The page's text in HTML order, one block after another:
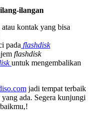
ilangan
kontak yang bisa
pada flashdisk
flashdisk
untuk mengembalikan
jadi tempat terbaik
yang ada. Segera kunjungi